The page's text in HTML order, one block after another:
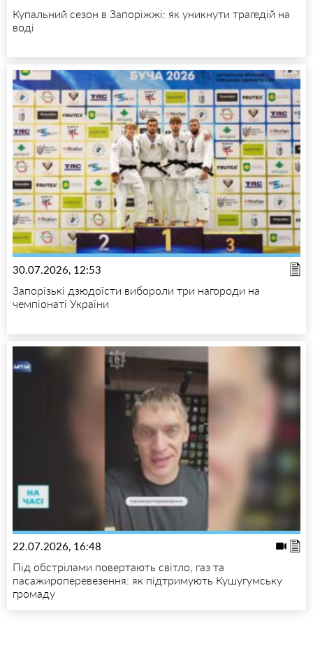
Купальний сезон в Запоріжжі: як уникнути трагедій на
воді
30.07.2026, 12:53
Запорізькі дзюдоїсти вибороли три нагороди на
чемпіонаті України
22.07.2026, 16:48
Під обстрілами повертають світло, газ та
пасажироперевезення: як підтримують Кушугумську
громаду